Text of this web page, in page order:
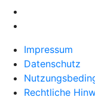
Impressum
Datenschutz
Rechtliche